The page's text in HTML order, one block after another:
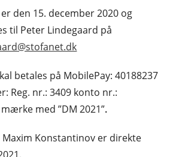
den 15. december 2020 og
til Peter Lindegaard på
betales på MobilePay: 40188237
Reg. nr.: 3409 konto nr.:
med ”DM 2021”.
Maxim Konstantinov er direkte